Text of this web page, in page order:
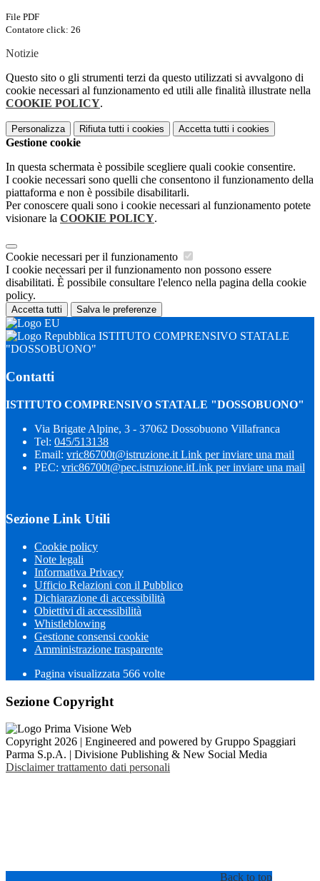
File PDF
Contatore click: 26
Notizie
Questo sito o gli strumenti terzi da questo utilizzati si avvalgono di
cookie necessari al funzionamento ed utili alle finalità illustrate nella
COOKIE POLICY.
Personalizza Rifiuta tutti i cookies Accetta tutti i cookies
Gestione cookie
In questa schermata è possibile scegliere quali cookie consentire.
I cookie necessari sono quelli che consentono il funzionamento della
piattaforma e non è possibile disabilitarli.
Per conoscere quali sono i cookie necessari al funzionamento potete
visionare la COOKIE POLICY.
Cookie necessari per il funzionamento
I cookie necessari per il funzionamento non possono essere
disabilitati. È possibile consultare l'elenco nella pagina della cookie
policy.
Accetta tutti Salva le preferenze
ISTITUTO COMPRENSIVO STATALE
"DOSSOBUONO"
Contatti
ISTITUTO COMPRENSIVO STATALE "DOSSOBUONO"
Via Brigate Alpine, 3 - 37062 Dossobuono Villafranca
Tel: 045/513138
Email: vric86700t@istruzione.it Link per inviare una mail
PEC: vric86700t@pec.istruzione.itLink per inviare una mail
Sezione Link Utili
Cookie policy
Note legali
Informativa Privacy
Ufficio Relazioni con il Pubblico
Dichiarazione di accessibilità
Obiettivi di accessibilità
Whistleblowing
Gestione consensi cookie
Amministrazione trasparente
Pagina visualizzata 566 volte
Sezione Copyright
Copyright 2026 | Engineered and powered by Gruppo Spaggiari
Parma S.p.A. | Divisione Publishing & New Social Media
Disclaimer trattamento dati personali
Back to top